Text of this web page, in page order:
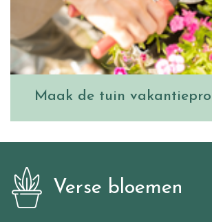
Maak de tuin
Verse bloemen